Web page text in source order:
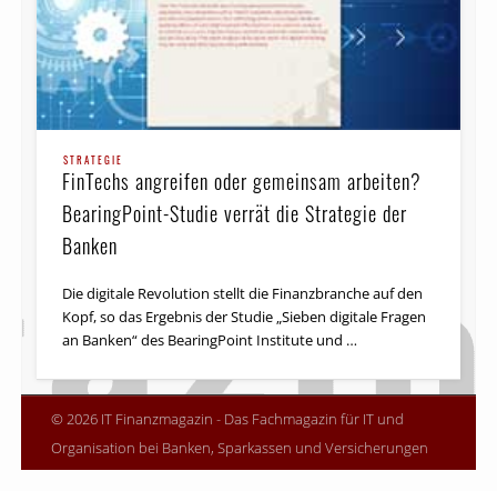
STRATEGIE
FinTechs angreifen oder gemeinsam arbeiten?
BearingPoint-Studie verrät die Strategie der
Banken
Die digitale Revolution stellt die Finanzbranche auf den
Kopf, so das Ergebnis der Studie „Sieben digitale Fragen
an Banken“ des BearingPoint Institute und …
© 2026 IT Finanzmagazin - Das Fachmagazin für IT und
Organisation bei Banken, Sparkassen und Versicherungen